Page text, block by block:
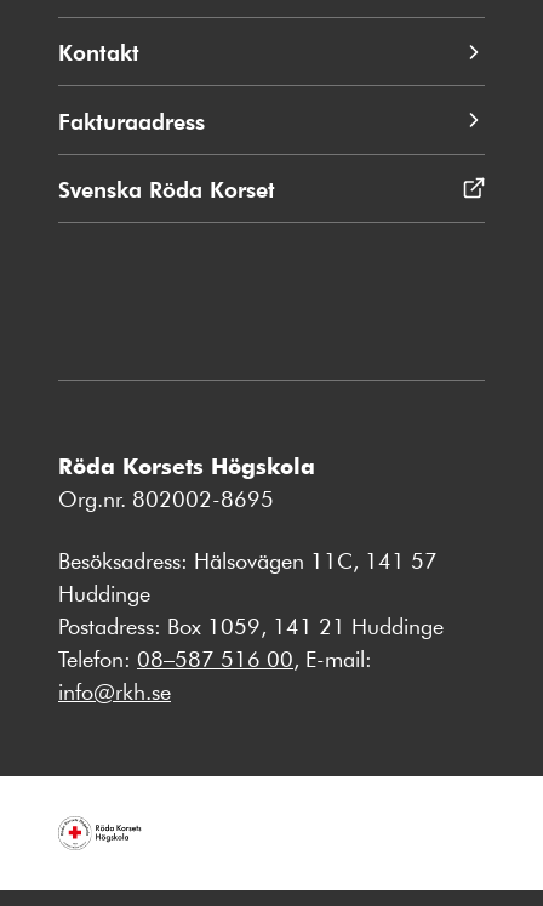
Kontakt
Fakturaadress
Svenska Röda Korset
i
Röda Korsets Högskola
Org.nr. 802002-8695
Besöksadress: Hälsovägen 11C, 141 57
Huddinge
Postadress: Box 1059, 141 21 Huddinge
Telefon: 08–587 516 00, E-mail:
info@rkh.se